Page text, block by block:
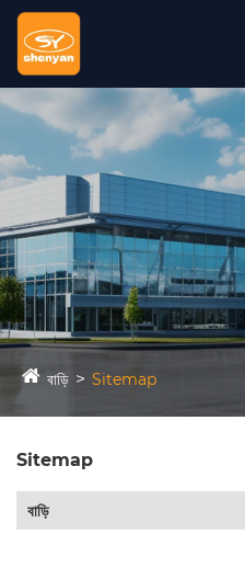
বাড়ি Sitemap
Sitemap
বাড়ি